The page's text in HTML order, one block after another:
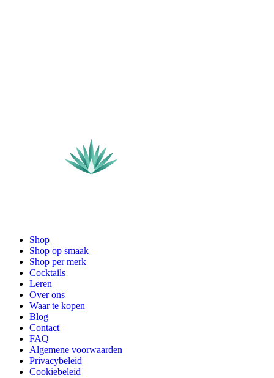
Shop
Shop op smaak
Shop per merk
Cocktails
Leren
Over ons
Waar te kopen
Blog
Contact
FAQ
Algemene voorwaarden
Privacybeleid
Cookiebeleid